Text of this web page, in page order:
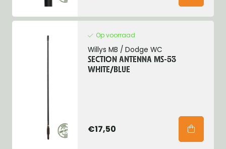
Op voorraad
Willys MB / Dodge WC
SECTION ANTENNA MS-53
WHITE/BLUE
€17,50